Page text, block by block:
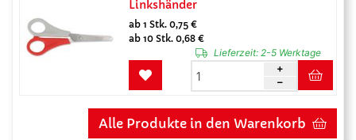
Linkshänder
ab 1 Stk. 0,75 €
ab 10 Stk. 0,68 €
Lieferzeit:2-5 Werktage
Alle Produkte in den Warenkorb